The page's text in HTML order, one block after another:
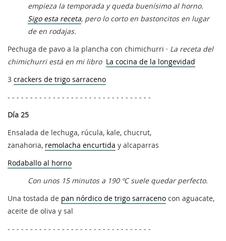
empieza la temporada y queda buenísimo al horno.
Sigo esta receta, pero lo corto en bastoncitos en lugar
de en rodajas.
Pechuga de pavo a la plancha con chimichurri · La receta del
chimichurri está en mi libro La cocina de la longevidad
3 crackers de trigo sarraceno
- - - - - - - - - - - - - - - - - - - - - - - - - - - - - - - -
Día 25
Ensalada de lechuga, rúcula, kale, chucrut,
zanahoria, remolacha encurtida y alcaparras
Rodaballo al horno
Con unos 15 minutos a 190 ºC suele quedar perfecto.
Una tostada de pan nórdico de trigo sarraceno con aguacate,
aceite de oliva y sal
- - - - - - - - - - - - - - - - - - - - - - - - - - - - - - - -